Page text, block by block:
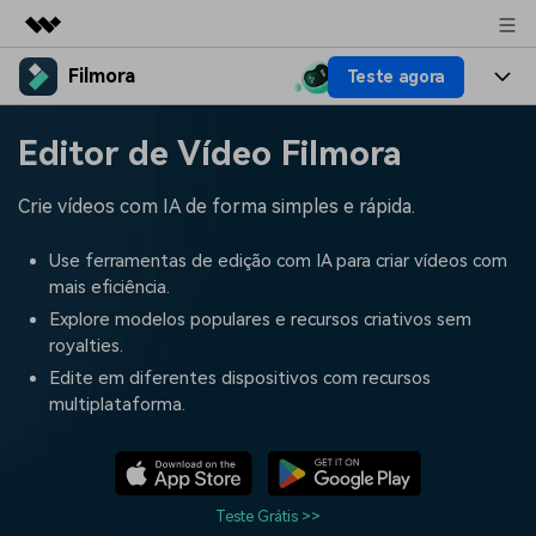
Produtos em destaque
Utilitários
Negócios
Soluções
Sobre nós
Sala de imprensa
Loja
Suporte
Filmora Teste agora
Produtos
Recursos criativos
IA
Vídeo/Imagem
Áudio
Textos
Soluções
Filmora para
Criar
Recursos
Prompts de Vídeo
populares para gerar vídeos
semelhantes em segundos
tendências de marketing de
vídeo em 2025
Central de ajuda
Fale conosco Histórias de clientes
alcançam sucesso
Preços Entrar
Editor de Vídeo Filmora
Crie vídeos com IA de forma simples e rápida.
Use ferramentas de edição com IA para criar vídeos com
mais eficiência.
Explore modelos populares e recursos criativos sem
royalties.
Edite em diferentes dispositivos com recursos
multiplataforma.
Teste Grátis >>